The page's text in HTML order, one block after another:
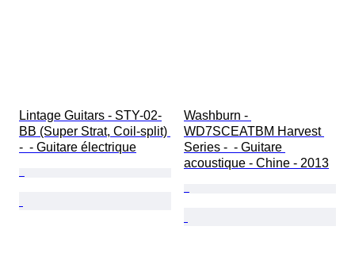
Lintage Guitars - STY-02-
BB (Super Strat, Coil-split)
-  - Guitare électrique
Washburn -
WD7SCEATBM Harvest
Series -  - Guitare
acoustique - Chine - 2013